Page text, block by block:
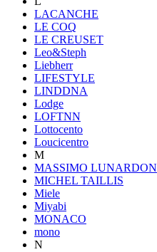
LACANCHE
LE COQ
LE CREUSET
Leo&Steph
Liebherr
LIFESTYLE
LINDDNA
Lodge
LOFTNN
Lottocento
Loucicentro
M
MASSIMO LUNARDON
MICHEL TAILLIS
Miele
Miyabi
MONACO
mono
N